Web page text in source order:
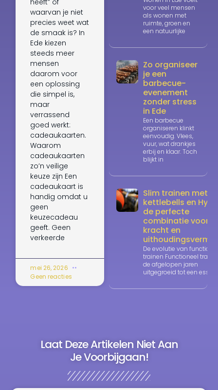
heeft” of
waarvan je niet
precies weet wat
de smaak is? In
Ede kiezen
steeds meer
mensen
daarom voor
een oplossing
die simpel is,
maar
verrassend
goed werkt:
cadeaukaarten.
Waarom
cadeaukaarten
zo’n veilige
keuze zijn Een
cadeaukaart is
handig omdat u
geen
keuzecadeau
geeft. Geen
verkeerde
mei 26, 2026
Geen reacties
voor veel mensen
als wonen met
ruimte, groen en
een natuurlijke
Zo organiseer
je een
barbecue-
evenement
zonder stress
in Ede
Een barbecue
organiseren klinkt
eenvoudig. Vlees,
vuur, wat drankjes
erbij en klaar. Toch
blijkt in
Slim trainen met
kettlebells en
de perfecte
combinatie voor
kracht en
De evolutie van
trainen Functioneel
de afgelopen jaren
uitgegroeid tot een
Laat Deze Artikelen Niet Aan
Je Voorbijgaan!